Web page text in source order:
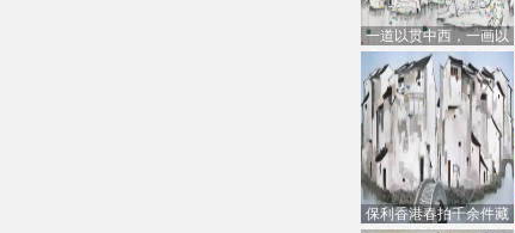
一道以贯中西，一画以
通古今：吴冠中的绘画
创
保利香港春拍千余件藏